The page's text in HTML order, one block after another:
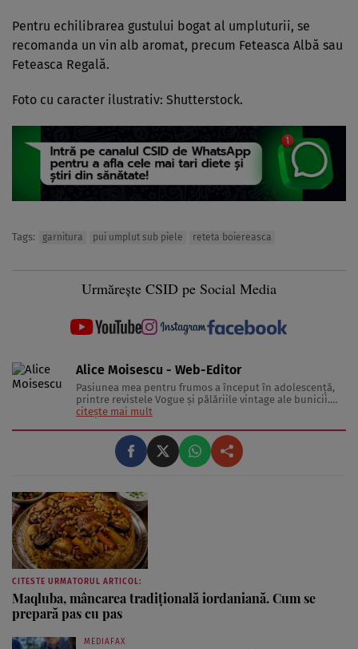
Pentru echilibrarea gustului bogat al umpluturii, se
recomanda un vin alb aromat, precum Feteasca Albă sau
Feteasca Regală.
Foto cu caracter ilustrativ: Shutterstock.
Tags: garnitura pui umplut sub piele reteta boiereasca
Urmărește CSID pe Social Media
Alice Moisescu - Web-Editor
Pasiunea mea pentru frumos a început în adolescență,
printre revistele Vogue și pălăriile vintage ale bunicii.
Astăzi, am transformat acea fascinație într-o misiune:
citește mai mult
CITESTE URMATORUL ARTICOL:
Maqluba, mâncarea tradițională iordaniană. Cum se
prepară pas cu pas
MEDIAFAX